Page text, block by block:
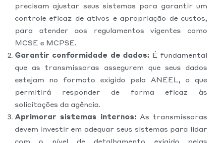
precisam ajustar seus sistemas para garantir um
controle eficaz de ativos e apropriação de custos,
para atender aos regulamentos vigentes como
MCSE e MCPSE.
Garantir conformidade de dados: É fundamental
que as transmissoras assegurem que seus dados
estejam no formato exigido pela ANEEL, o que
permitirá responder de forma eficaz às
solicitações da agência.
Aprimorar sistemas internos:As transmissoras
devem investir em adequar seus sistemas para lidar
com o nível de detalhamento exigido pelas